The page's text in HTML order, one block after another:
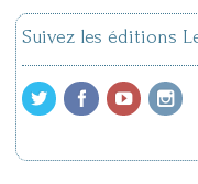
Suivez les éditions